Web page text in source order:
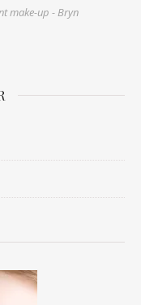
make-up - Bryn